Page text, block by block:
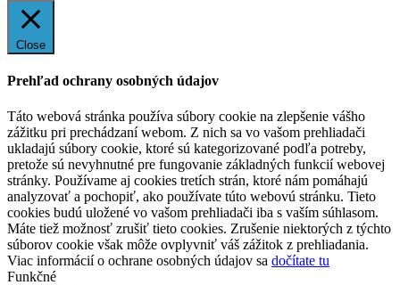
Close
Prehľad ochrany osobných údajov
Táto webová stránka používa súbory cookie na zlepšenie vášho
zážitku pri prechádzaní webom. Z nich sa vo vašom prehliadači
ukladajú súbory cookie, ktoré sú kategorizované podľa potreby,
pretože sú nevyhnutné pre fungovanie základných funkcií webovej
stránky. Používame aj cookies tretích strán, ktoré nám pomáhajú
analyzovať a pochopiť, ako používate túto webovú stránku. Tieto
cookies budú uložené vo vašom prehliadači iba s vaším súhlasom.
Máte tiež možnosť zrušiť tieto cookies. Zrušenie niektorých z týchto
súborov cookie však môže ovplyvniť váš zážitok z prehliadania.
Viac informácií o ochrane osobných údajov sa dočítate tu
Funkčné